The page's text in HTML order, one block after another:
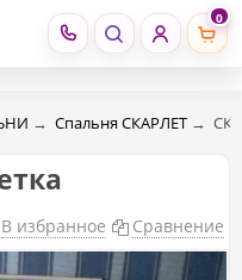
0
→ Спальня СКАРЛЕТ →
В избранное Сравнение